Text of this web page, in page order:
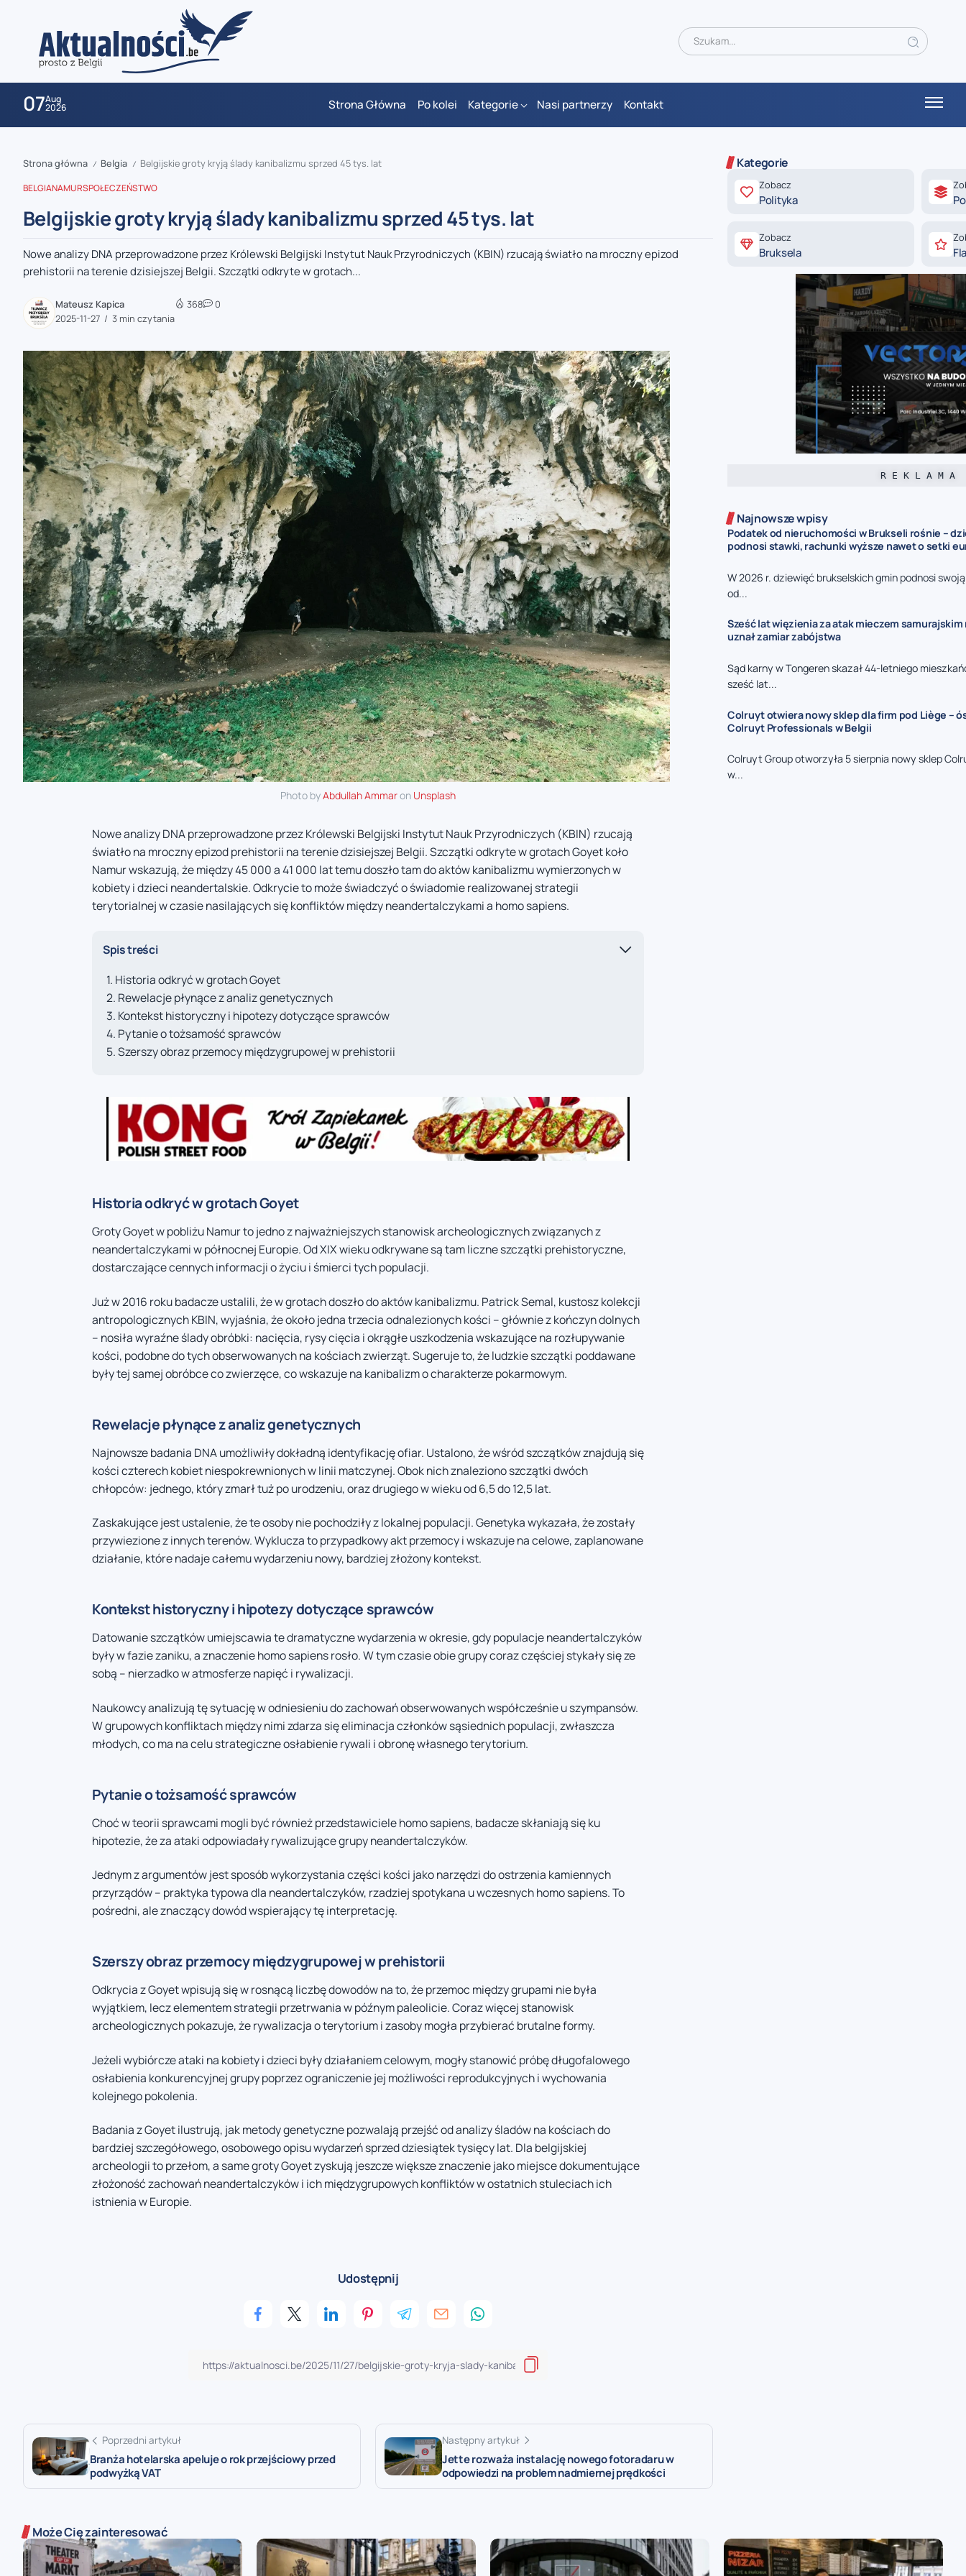
07Aug
2026 Strona Główna Po kolei Kategorie Nasi partnerzy Kontakt
zaobserwuj nas
zaobserwuj nas
zaobserwuj nas
zaobserwuj nas
zaobserwuj nas
Strona główna / Belgia / Belgijskie groty kryją ślady kanibalizmu sprzed 45 tys. lat
BELGIANAMURSPOŁECZEŃSTWO
Belgijskie groty kryją ślady kanibalizmu sprzed 45 tys. lat
Nowe analizy DNA przeprowadzone przez Królewski Belgijski Instytut Nauk Przyrodniczych (KBIN) rzucają światło na mroczny epizod
prehistorii na terenie dzisiejszej Belgii. Szczątki odkryte w grotach...
Mateusz Kapica
2025-11-27
3 min czytania
368 0
Photo byAbdullah Ammaron Unsplash
Nowe analizy DNA przeprowadzone przez Królewski Belgijski Instytut Nauk Przyrodniczych (KBIN) rzucają
światło na mroczny epizod prehistorii na terenie dzisiejszej Belgii. Szczątki odkryte w grotach Goyet koło
Namur wskazują, że między 45 000 a 41 000 lat temu doszło tam do aktów kanibalizmu wymierzonych w
kobiety i dzieci neandertalskie. Odkrycie to może świadczyć o świadomie realizowanej strategii
terytorialnej w czasie nasilających się konfliktów między neandertalczykami a homo sapiens.
Spis treści
Historia odkryć w grotach Goyet
Rewelacje płynące z analiz genetycznych
Kontekst historyczny i hipotezy dotyczące sprawców
Pytanie o tożsamość sprawców
Szerszy obraz przemocy międzygrupowej w prehistorii
Historia odkryć w grotach Goyet
Groty Goyet w pobliżu Namur to jedno z najważniejszych stanowisk archeologicznych związanych z
neandertalczykami w północnej Europie. Od XIX wieku odkrywane są tam liczne szczątki prehistoryczne,
dostarczające cennych informacji o życiu i śmierci tych populacji.
Już w 2016 roku badacze ustalili, że w grotach doszło do aktów kanibalizmu. Patrick Semal, kustosz kolekcji
antropologicznych KBIN, wyjaśnia, że około jedna trzecia odnalezionych kości – głównie z kończyn dolnych
– nosiła wyraźne ślady obróbki: nacięcia, rysy cięcia i okrągłe uszkodzenia wskazujące na rozłupywanie
kości, podobne do tych obserwowanych na kościach zwierząt. Sugeruje to, że ludzkie szczątki poddawane
były tej samej obróbce co zwierzęce, co wskazuje na kanibalizm o charakterze pokarmowym.
Rewelacje płynące z analiz genetycznych
Najnowsze badania DNA umożliwiły dokładną identyfikację ofiar. Ustalono, że wśród szczątków znajdują się
kości czterech kobiet niespokrewnionych w linii matczynej. Obok nich znaleziono szczątki dwóch
chłopców: jednego, który zmarł tuż po urodzeniu, oraz drugiego w wieku od 6,5 do 12,5 lat.
Zaskakujące jest ustalenie, że te osoby nie pochodziły z lokalnej populacji. Genetyka wykazała, że zostały
przywiezione z innych terenów. Wyklucza to przypadkowy akt przemocy i wskazuje na celowe, zaplanowane
działanie, które nadaje całemu wydarzeniu nowy, bardziej złożony kontekst.
Kontekst historyczny i hipotezy dotyczące sprawców
Datowanie szczątków umiejscawia te dramatyczne wydarzenia w okresie, gdy populacje neandertalczyków
były w fazie zaniku, a znaczenie homo sapiens rosło. W tym czasie obie grupy coraz częściej stykały się ze
sobą – nierzadko w atmosferze napięć i rywalizacji.
Naukowcy analizują tę sytuację w odniesieniu do zachowań obserwowanych współcześnie u szympansów.
W grupowych konfliktach między nimi zdarza się eliminacja członków sąsiednich populacji, zwłaszcza
młodych, co ma na celu strategiczne osłabienie rywali i obronę własnego terytorium.
Pytanie o tożsamość sprawców
Choć w teorii sprawcami mogli być również przedstawiciele homo sapiens, badacze skłaniają się ku
hipotezie, że za ataki odpowiadały rywalizujące grupy neandertalczyków.
Jednym z argumentów jest sposób wykorzystania części kości jako narzędzi do ostrzenia kamiennych
przyrządów – praktyka typowa dla neandertalczyków, rzadziej spotykana u wczesnych homo sapiens. To
pośredni, ale znaczący dowód wspierający tę interpretację.
Szerszy obraz przemocy międzygrupowej w prehistorii
Odkrycia z Goyet wpisują się w rosnącą liczbę dowodów na to, że przemoc między grupami nie była
wyjątkiem, lecz elementem strategii przetrwania w późnym paleolicie. Coraz więcej stanowisk
archeologicznych pokazuje, że rywalizacja o terytorium i zasoby mogła przybierać brutalne formy.
Jeżeli wybiórcze ataki na kobiety i dzieci były działaniem celowym, mogły stanowić próbę długofalowego
osłabienia konkurencyjnej grupy poprzez ograniczenie jej możliwości reprodukcyjnych i wychowania
kolejnego pokolenia.
Badania z Goyet ilustrują, jak metody genetyczne pozwalają przejść od analizy śladów na kościach do
bardziej szczegółowego, osobowego opisu wydarzeń sprzed dziesiątek tysięcy lat. Dla belgijskiej
archeologii to przełom, a same groty Goyet zyskują jeszcze większe znaczenie jako miejsce dokumentujące
złożoność zachowań neandertalczyków i ich międzygrupowych konfliktów w ostatnich stuleciach ich
istnienia w Europie.
Udostępnij
Poprzedni artykuł
Branża hotelarska apeluje o rok przejściowy przed
podwyżką VAT
Następny artykuł
Jette rozważa instalację nowego fotoradaru w
odpowiedzi na problem nadmiernej prędkości
Kategorie
Zobacz
Polityka
Zobacz
Bruksela
R E K L A M A
Najnowsze wpisy
Podatek od nieruchomości w Brukseli rośnie –
podnosi stawki, rachunki wyższe nawet o setki
W 2026 r. dziewięć brukselskich gmin podnosi
od...
Sześć lat więzienia za atak mieczem samurajskim
uznał zamiar zabójstwa
Sąd karny w Tongeren skazał 44-letniego
sześć lat...
Colruyt otwiera nowy sklep dla firm pod Liège –
Colruyt Professionals w Belgii
Colruyt Group otworzyła 5 sierpnia nowy sklep
w...
Może Cię zainteresować